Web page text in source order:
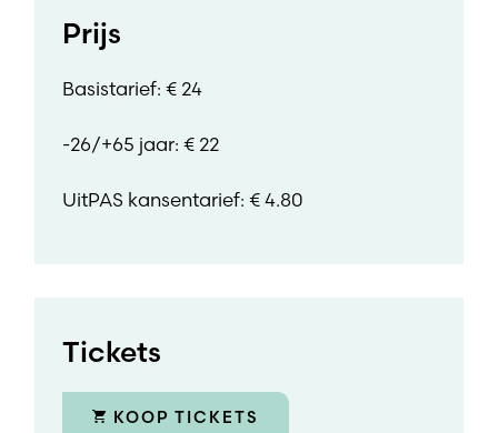
Prijs
Basistarief: € 24
-26/+65 jaar: € 22
UitPAS kansentarief: € 4.80
Tickets
KOOP TICKETS